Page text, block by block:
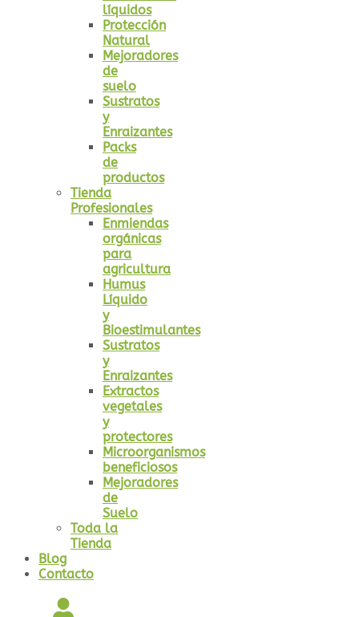
líquidos
Protección
Natural
Mejoradores
de
suelo
Sustratos
y
Enraizantes
Packs
de
productos
Tienda
Profesionales
Enmiendas
orgánicas
para
agricultura
Humus
Líquido
y
Bioestimulantes
Sustratos
y
Enraizantes
Extractos
vegetales
y
protectores
Microorganismos
beneficiosos
Mejoradores
de
Suelo
Toda la
Tienda
Blog
Contacto